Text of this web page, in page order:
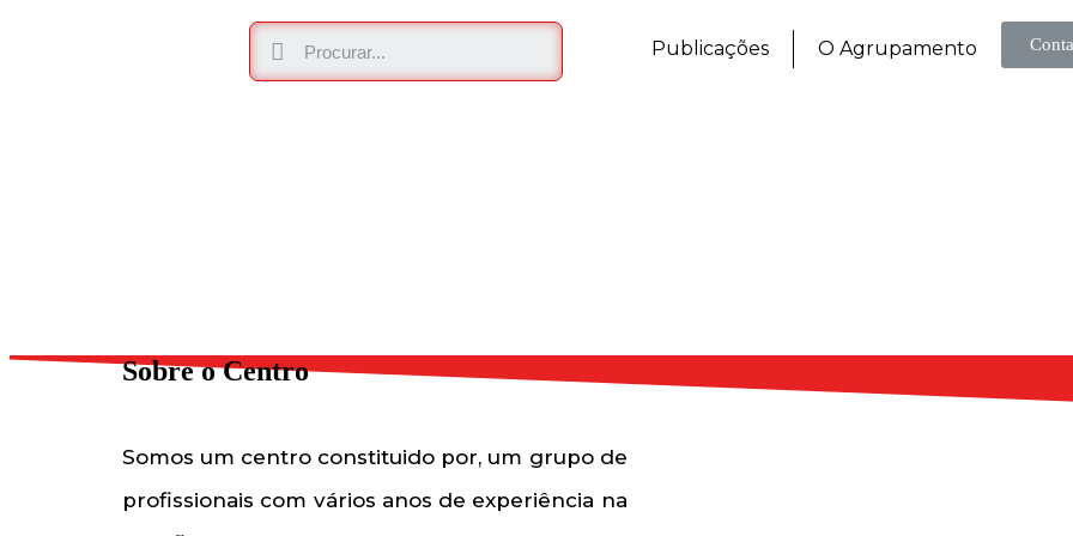
Publicações O Agrupamento
Sobre o Centro
Somos um centro constituido por, um grupo de
profissionais com vários anos de experiência na